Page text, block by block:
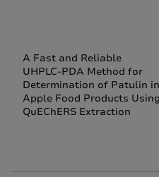
A Fast and Reliable
UHPLC-PDA Method for
Determination of Patulin in
Apple Food Products Using
QuEChERS Extraction